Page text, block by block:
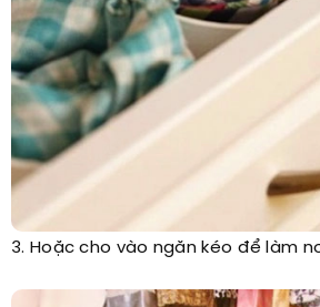
3. Hoặc cho vào ngăn kéo để làm